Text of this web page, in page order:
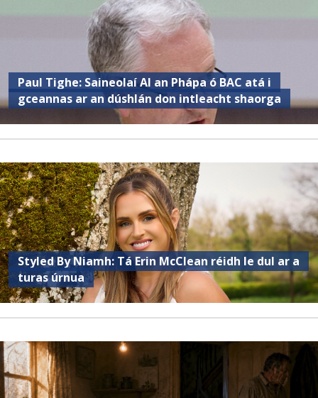
Paul Tighe: Saineolaí AI an Phápa ó BAC atá i
gceannas ar an dúshlán don intleacht shaorga
Styled By Niamh: Tá Erin McClean réidh le dul ar a
turas úrnua